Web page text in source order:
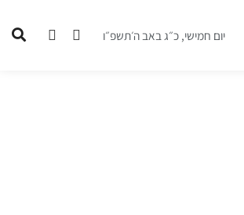
יום חמישי, כ״ג באב ה׳תשפ״ו